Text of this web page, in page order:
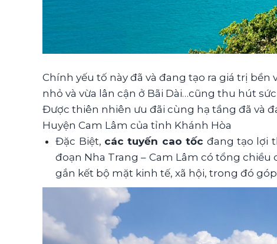
Chính yếu tố này đã và đang tạo ra giá trị
nhỏ và vừa lân cận ở Bãi Dài…cũng thu hút
Được thiên nhiên ưu đãi cùng hạ tầng đã và
Huyện Cam Lâm của tỉnh Khánh Hòa
Đặc Biệt, các tuyến cao tốc đang tạo lợi
đoạn Nha Trang – Cam Lâm có tổng chiều
gắn kết bộ mặt kinh tế, xã hội, trong đó